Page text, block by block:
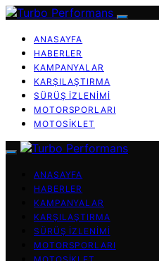
ANASAYFA
HABERLER
KAMPANYALAR
KARŞILAŞTIRMA
SÜRÜŞ İZLENIMI
MOTORSPORLARI
MOTOSIKLET
ANASAYFA
HABERLER
KAMPANYALAR
KARŞILAŞTIRMA
SÜRÜŞ İZLENIMI
MOTORSPORLARI